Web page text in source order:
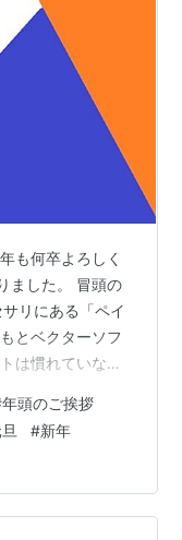
も何卒よろしく
ました。 冒頭の
リにある「ペイ
とベクターソフ
は慣れていない
（油彩）を探し
みると家にもそ
で書けば安上が
ました。 で、今
スターソフトな
年頭のご挨拶
#新年